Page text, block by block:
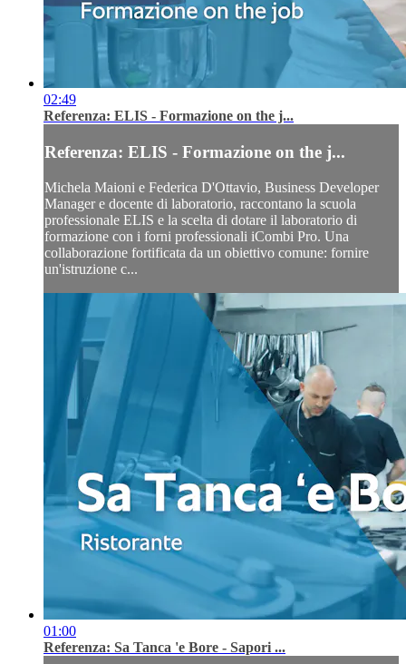
02:49
Referenza: ELIS - Formazione on the j...
Referenza: ELIS - Formazione on the j...
Michela Maioni e Federica D'Ottavio, Business Developer
Manager e docente di laboratorio, raccontano la scuola
professionale ELIS e la scelta di dotare il laboratorio di
formazione con i forni professionali iCombi Pro. Una
collaborazione fortificata da un obiettivo comune: fornire
un'istruzione c...
01:00
Referenza: Sa Tanca 'e Bore - Sapori ...